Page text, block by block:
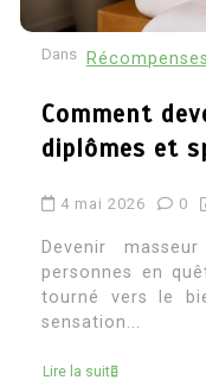
Dans Récompenses
Architecte
parcours
4 mai 2026
Devenir
qui aiment à la
transformation